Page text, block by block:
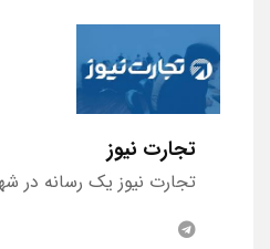
تجارت نیوز
تجارت نیوز یک رسانه در